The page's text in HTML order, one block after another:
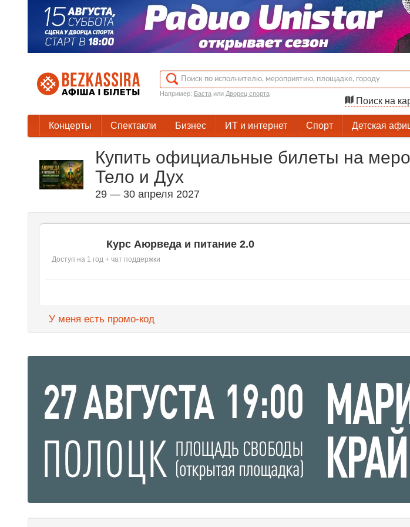
Например: Бастаили Дворец спорта
Поиск на
Концерты Спектакли Бизнес ИТ и интернет Спорт Детская
Купить официальные билеты на
Тело и Дух
29 — 30 апреля 2027
Курс Аюрведа и питание 2.0
Доступ на 1 год + чат поддержки
У меня есть промо-код